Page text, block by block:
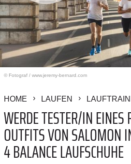
© Fotograf / www.jeremy-bernard.com
HOME LAUFEN
WERDE TESTER/IN
OUTFITS VON SALOMON
4 BALANCE LAUFSCHUHE